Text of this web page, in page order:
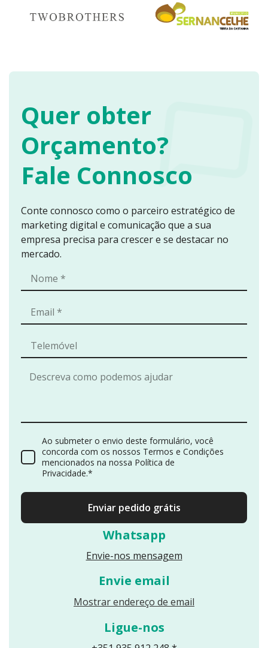
Quer obter
Orçamento?
Fale Connosco
Conte connosco como o parceiro estratégico de
marketing digital e comunicação que a sua
empresa precisa para crescer e se destacar no
mercado.
Whatsapp
Envie-nos mensagem
Envie email
Mostrar endereço de email
Ligue-nos
Ao submeter o envio deste formulário, você
concorda com os nossos Termos e Condições
mencionados na nossa Política de
Privacidade.*
Enviar pedido grátis